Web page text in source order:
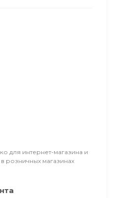
для интернет-магазина и
розничных магазинах